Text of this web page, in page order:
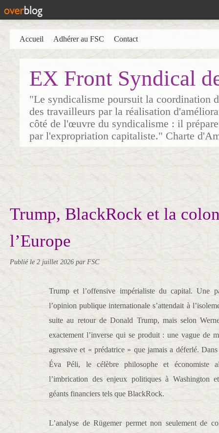
EX Front Syndical
"Le syndicalisme poursuit la coordination
des travailleurs par la réalisation
côté de l'œuvre du syndicalisme : il
par l'expropriation capitaliste." Charte
Accueil Adhérer au FSC Contact
Trump, BlackRock et la
l’Europe
Publié le 2 juillet 2026 par FSC
Trump et l’offensive impérialiste du capital. Une
l’opinion publique internationale s’attendait à
suite au retour de Donald Trump, mais selon
exactement l’inverse qui se produit : une vague de
agressive et « prédatrice » que jamais a déferlé.
Éva Péli, le célèbre philosophe et économiste
l’imbrication des enjeux politiques à Washington
géants financiers tels que BlackRock.
L’analyse de Rügemer permet non seulement de